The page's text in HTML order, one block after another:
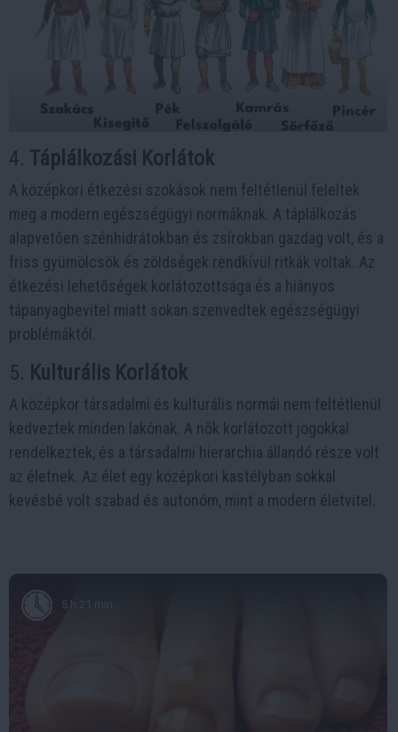
4. Táplálkozási Korlátok
A középkori étkezési szokások nem feltétlenül feleltek
meg a modern egészségügyi normáknak. A táplálkozás
alapvetően szénhidrátokban és zsírokban gazdag volt, és a
friss gyümölcsök és zöldségek rendkívül ritkák voltak. Az
étkezési lehetőségek korlátozottsága és a hiányos
tápanyagbevitel miatt sokan szenvedtek egészségügyi
problémáktól.
5. ​​​​​​ Kulturális Korlátok
A középkor társadalmi és kulturális normái nem feltétlenül
kedveztek minden lakónak. A nők korlátozott jogokkal
rendelkeztek, és a társadalmi hierarchia állandó része volt
az életnek. Az élet egy középkori kastélyban sokkal
kevésbé volt szabad és autonóm, mint a modern életvitel.
5 h 21 min